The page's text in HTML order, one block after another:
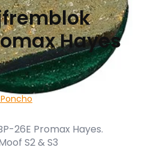
Hayes
26E Promax Hayes.
S2 & S3